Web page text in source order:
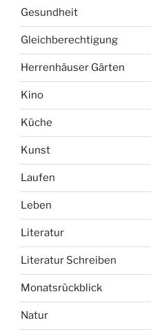
Gesundheit
Gleichberechtigung
Herrenhäuser Gärten
Kino
Küche
Kunst
Laufen
Leben
Literatur
Literatur Schreiben
Monatsrückblick
Natur